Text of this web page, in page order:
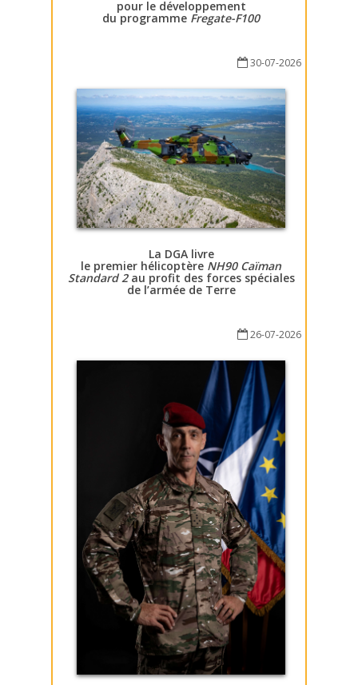
pour le développement
du programme Fregate-F100
30-07-2026
La DGA livre
le premier hélicoptère NH90 Caïman
Standard 2au profit des forces spéciales
de l’armée de Terre
26-07-2026